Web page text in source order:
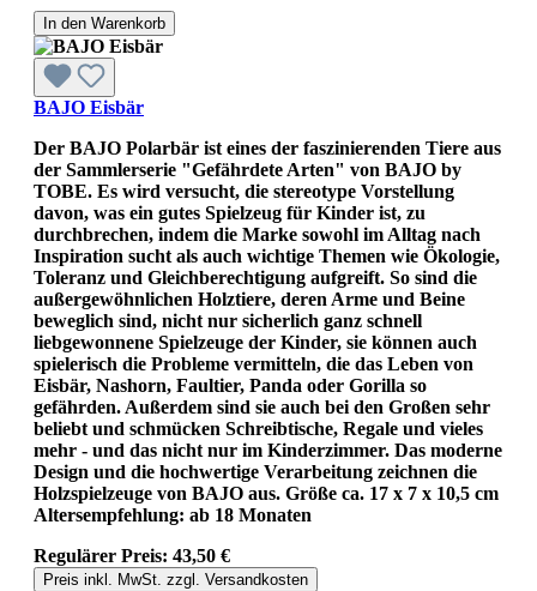
In den Warenkorb
BAJO Eisbär
Der BAJO Polarbär ist eines der faszinierenden Tiere aus
der Sammlerserie "Gefährdete Arten" von BAJO by
TOBE. Es wird versucht, die stereotype Vorstellung
davon, was ein gutes Spielzeug für Kinder ist, zu
durchbrechen, indem die Marke sowohl im Alltag nach
Inspiration sucht als auch wichtige Themen wie Ökologie,
Toleranz und Gleichberechtigung aufgreift. So sind die
außergewöhnlichen Holztiere, deren Arme und Beine
beweglich sind, nicht nur sicherlich ganz schnell
liebgewonnene Spielzeuge der Kinder, sie können auch
spielerisch die Probleme vermitteln, die das Leben von
Eisbär, Nashorn, Faultier, Panda oder Gorilla so
gefährden. Außerdem sind sie auch bei den Großen sehr
beliebt und schmücken Schreibtische, Regale und vieles
mehr - und das nicht nur im Kinderzimmer. Das moderne
Design und die hochwertige Verarbeitung zeichnen die
Holzspielzeuge von BAJO aus. Größe ca. 17 x 7 x 10,5 cm
Altersempfehlung: ab 18 Monaten
Regulärer Preis: 43,50 €
Preis inkl. MwSt. zzgl. Versandkosten